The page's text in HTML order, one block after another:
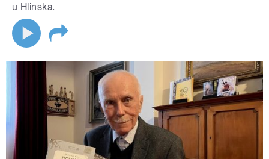
u Hlinska.